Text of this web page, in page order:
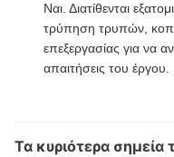
Ναι. Διατίθενται
τρύπηση τρυπών,
επεξεργασίας για να
απαιτήσεις του έργου.
Τα κυριότερα σημεία